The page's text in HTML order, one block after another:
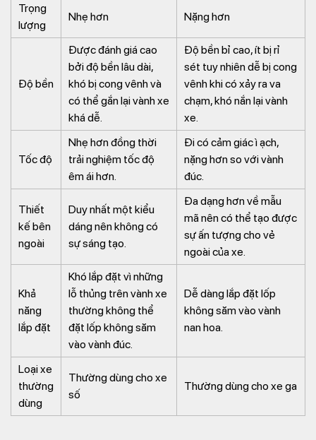
Trọng
lượng
Nhẹ hơn Nặng hơn
Độ bền
Được đánh giá cao
bởi độ bền lâu dài,
khó bị cong vênh và
có thể gắn lại vành xe
khá dễ.
Độ bền bỉ cao, ít bị rỉ
sét tuy nhiên dễ bị cong
vênh khi có xảy ra va
chạm, khó nắn lại vành
xe.
Tốc độ
Nhẹ hơn đồng thời
trải nghiệm tốc độ
êm ái hơn.
Đi có cảm giác ì ạch,
nặng hơn so với vành
đúc.
Thiết
kế bên
ngoài
Duy nhất một kiểu
dáng nên không có
sự sáng tạo.
Đa dạng hơn về mẫu
mã nên có thể tạo được
sự ấn tượng cho vẻ
ngoài của xe.
Khả
năng
lắp đặt
Khó lắp đặt vì những
lỗ thủng trên vành xe
thường không thể
đặt lốp không săm
vào vành đúc.
Dễ dàng lắp đặt lốp
không săm vào vành
nan hoa.
Loại xe
thường
dùng
Thường dùng cho xe
số
Thường dùng cho xe ga